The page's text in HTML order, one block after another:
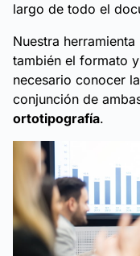
largo de todo el
Nuestra
también el formato
necesario conocer la
conjunción de
ortotipografía.